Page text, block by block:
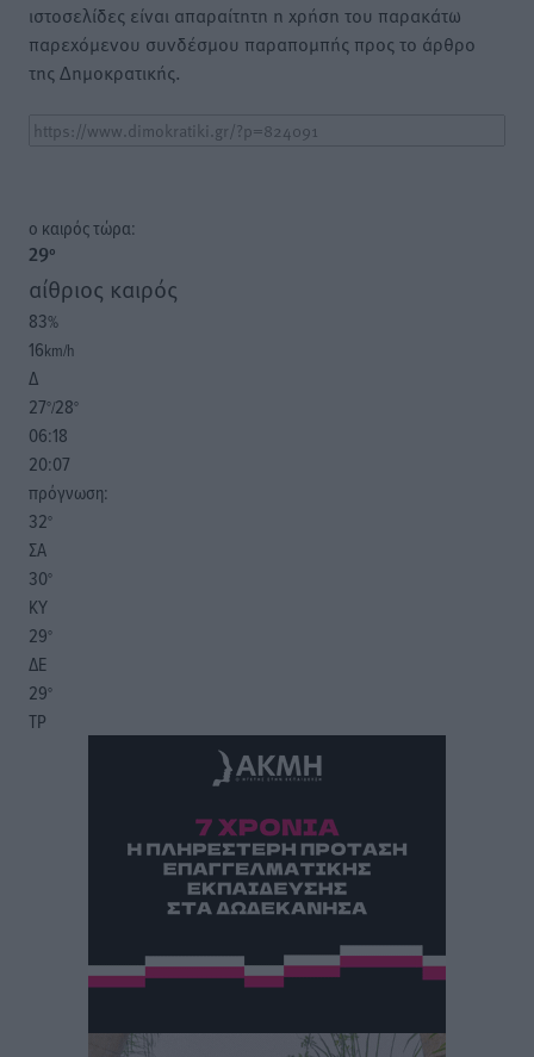
ιστοσελίδες είναι απαραίτητη η χρήση του παρακάτω
παρεχόμενου συνδέσμου παραπομπής προς το άρθρο
της Δημοκρατικής.
o καιρός τώρα:
29°
αίθριος καιρός
83%
16km/h
Δ
27°/28°
06:18
20:07
πρόγνωση:
32°
ΣΑ
30°
ΚΥ
29°
ΔΕ
29°
ΤΡ